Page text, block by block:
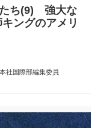
たち(9) 強大な
ングのアメリ
社国際部編集委員